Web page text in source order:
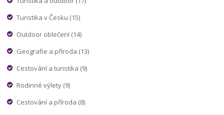
Turistika v Česku (15)
Outdoor oblečení (14)
Geografie a příroda (13)
Cestování a turistika (9)
Rodinné výlety (9)
Cestování a příroda (8)